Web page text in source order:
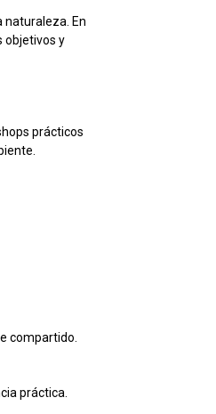
naturaleza. En
objetivos y
prácticos
compartido.
práctica.